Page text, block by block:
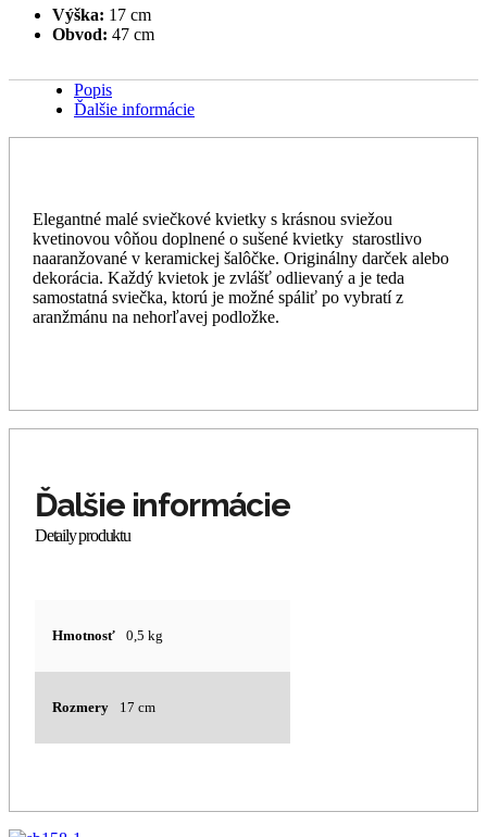
Výška: 17 cm
Obvod: 47 cm
Popis
Ďalšie informácie
Elegantné malé sviečkové kvietky s krásnou sviežou
kvetinovou vôňou doplnené o sušené kvietky starostlivo
naaranžované v keramickej šalôčke. Originálny darček alebo
dekorácia. Každý kvietok je zvlášť odlievaný a je teda
samostatná sviečka, ktorú je možné spáliť po vybratí z
aranžmánu na nehorľavej podložke.
Hmotnosť 0,5 kg
Rozmery 17 cm